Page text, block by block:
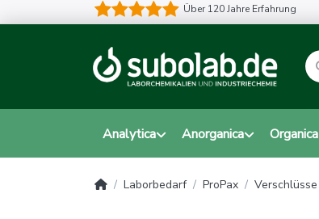
Über 120 Jahre Erfahrung
Analytica Anorganica Organica
Laborbedarf ProPax Verschlüsse